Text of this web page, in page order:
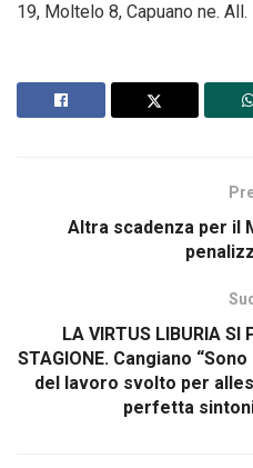
19, Moltelo 8, Capuano ne.
Altra scadenza per il
LA VIRTUS LIBURIA SI
STAGIONE. Cangiano
del lavoro svolto per
perfetta